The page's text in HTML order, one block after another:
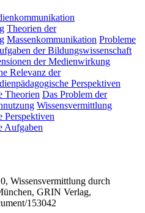
Theorien der
Massenkommunikation Probleme
der Bildungswissenschaft
der Medienwirkung
Relevanz der
Perspektiven
Theorien Das Problem der
Wissensvermittlung
Perspektiven
Aufgaben
Wissensvermittlung durch
GRIN Verlag,
153042